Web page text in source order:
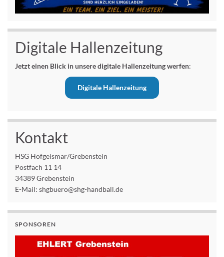
Digitale Hallenzeitung
Jetzt einen Blick in unsere digitale Hallenzeitung werfen:
Digitale Hallenzeitung
Kontakt
HSG Hofgeismar/Grebenstein
Postfach 11 14
34389 Grebenstein
E-Mail: shgbuero@shg-handball.de
SPONSOREN